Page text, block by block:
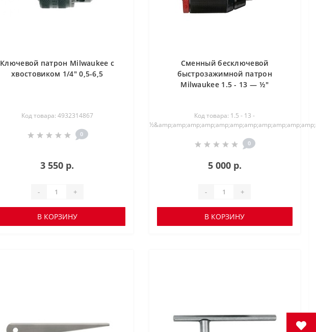
Ключевой патрон Milwaukee с
хвостовиком 1/4" 0,5-6,5
Код товара: 4932314867
0
3 550 р.
- +
В КОРЗИНУ
Сменный бесключевой
быстрозажимной патрон
Milwaukee 1.5 - 13 — ½"
Код товара: 1.5 - 13 -
0
5 000 р.
- +
В КОРЗИНУ